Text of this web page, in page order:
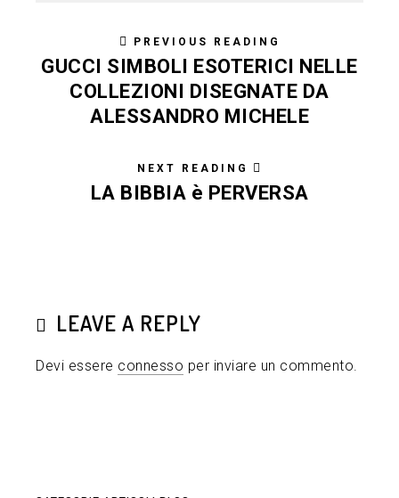
PREVIOUS READING
GUCCI SIMBOLI ESOTERICI NELLE
COLLEZIONI DISEGNATE DA
ALESSANDRO MICHELE
NEXT READING
LA BIBBIA è PERVERSA
LEAVE A REPLY
Devi essere connesso per inviare un commento.